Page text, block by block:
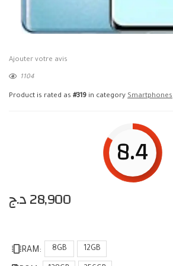
Ajouter votre avis
1104
Product is rated as #319 in category Smartphones
8.4
28,900د.ج
RAM: 8GB 12GB